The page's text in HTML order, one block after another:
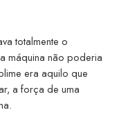
totalmente o
máquina não poderia
era aquilo que
a força de uma